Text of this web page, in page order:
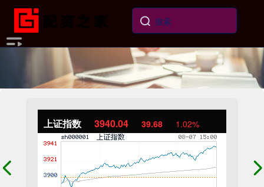
上证指数 3940.04 39.68 1.02%